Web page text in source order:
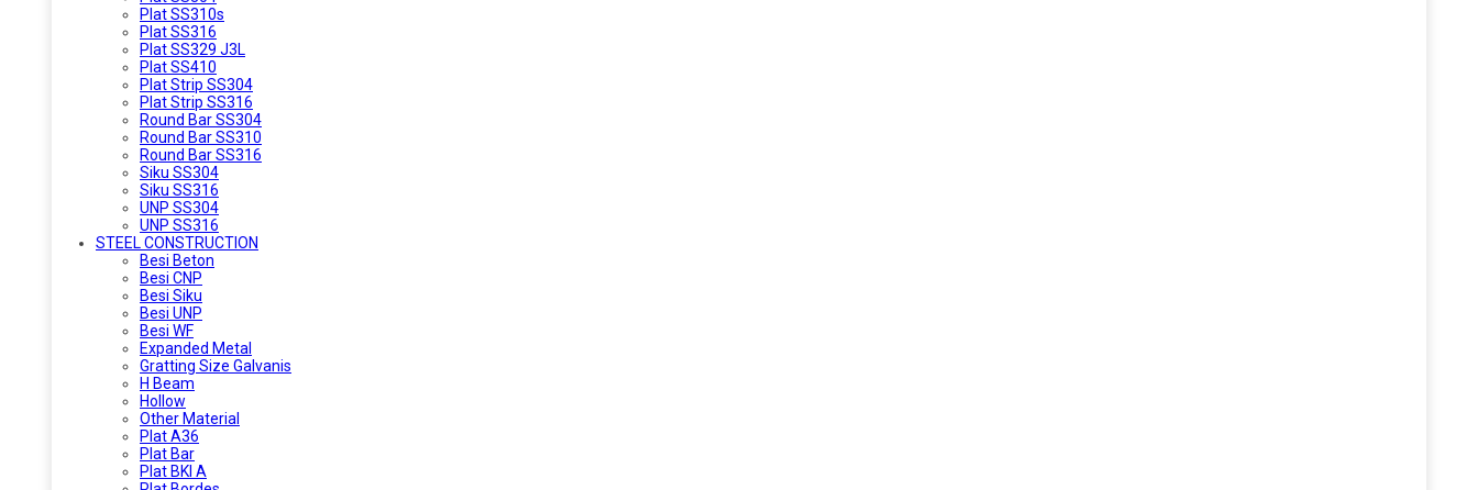
Plat SS310s
Plat SS316
Plat SS329 J3L
Plat SS410
Plat Strip SS304
Plat Strip SS316
Round Bar SS304
Round Bar SS310
Round Bar SS316
Siku SS304
Siku SS316
UNP SS304
UNP SS316
STEEL CONSTRUCTION
Besi Beton
Besi CNP
Besi Siku
Besi UNP
Besi WF
Expanded Metal
Gratting Size Galvanis
H Beam
Hollow
Other Material
Plat A36
Plat Bar
Plat BKI A